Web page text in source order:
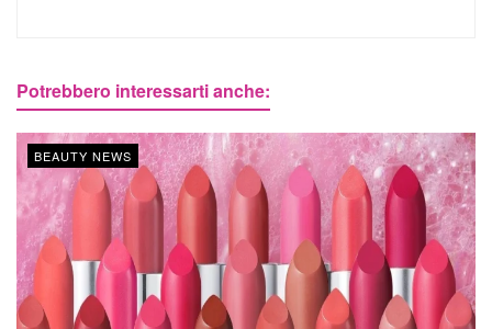
Potrebbero interessarti anche:
BEAUTY NEWS